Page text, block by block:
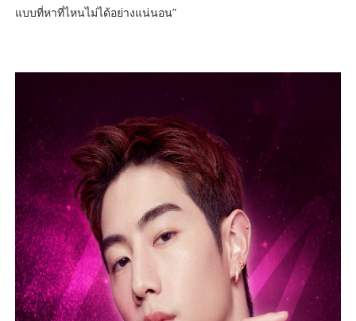
แบบที่หาที่ไหนไม่ได้อย่างแน่นอน”